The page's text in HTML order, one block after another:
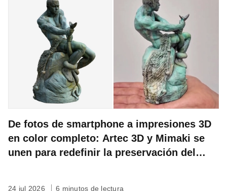
De fotos de smartphone a impresiones 3D
en color completo: Artec 3D y Mimaki se
unen para redefinir la preservación del
24 jul 2026 6 minutos de lectura